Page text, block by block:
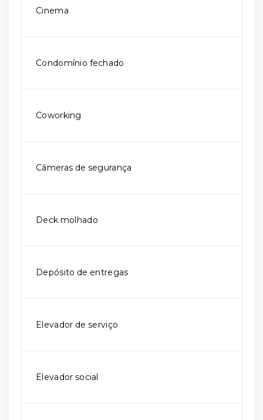
Cinema
Condomínio fechado
Coworking
Câmeras de segurança
Deck molhado
Depósito de entregas
Elevador de serviço
Elevador social